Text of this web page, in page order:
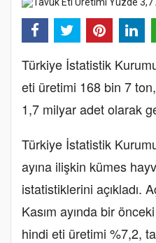
Türkiye İstatistik
eti üretimi 168 bin 7
1,7 milyar adet olarak
Türkiye İstatistik
ayına ilişkin kümes
istatistiklerini açıkladı.
Kasım ayında bir
hindi eti üretimi %7,2,